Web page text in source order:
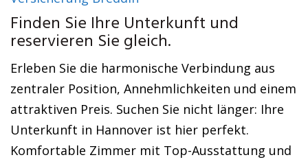
Finden Sie Ihre Unterkunft und
reservieren Sie gleich.
Erleben Sie die harmonische Verbindung aus
zentraler Position, Annehmlichkeiten und einem
attraktiven Preis. Suchen Sie nicht länger: Ihre
Unterkunft in Hannover ist hier perfekt.
Komfortable Zimmer mit Top-Ausstattung und